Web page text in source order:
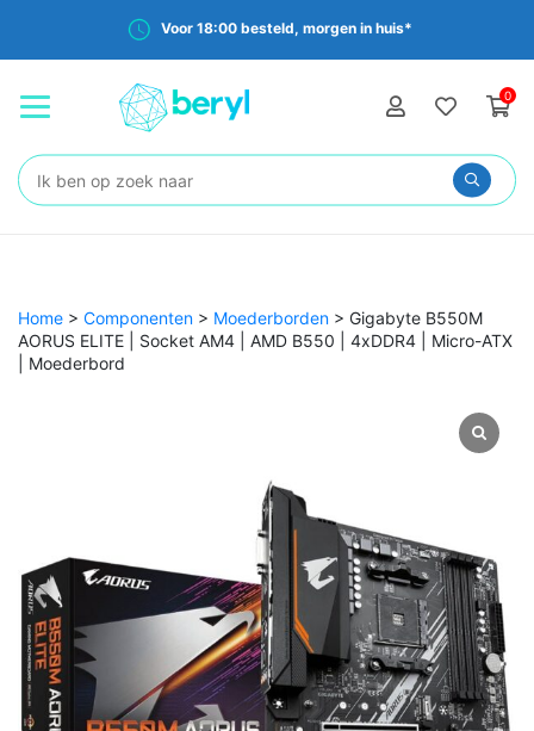
Voor 18:00 besteld, morgen in huis*
0
Zoeken:
Home > Componenten > Moederborden > Gigabyte B550M
AORUS ELITE | Socket AM4 | AMD B550 | 4xDDR4 | Micro-ATX
| Moederbord